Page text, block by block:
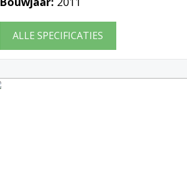
ALLE SPECIFICATIES